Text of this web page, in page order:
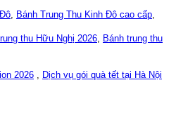
Bánh Trung Thu Kinh Đô cao cấp
thu Hữu Nghị 2026
Bánh trung thu
2026 Dịch vụ gói quà tết tại Hà Nội